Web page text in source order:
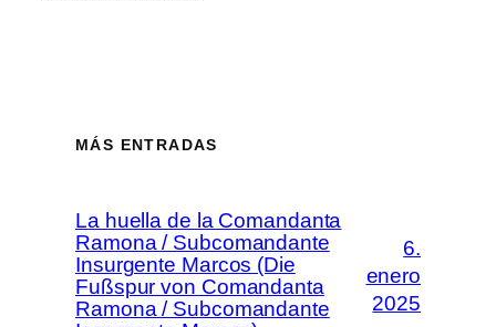
MÁS ENTRADAS
La huella de la Comandanta
Ramona / Subcomandante
Insurgente Marcos (Die
Fußspur von Comandanta
Ramona / Subcomandante
6.
enero
2025